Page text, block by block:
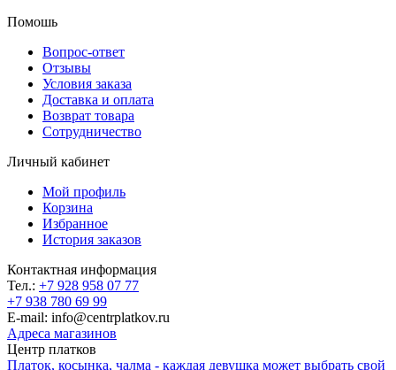
Помошь
Вопрос-ответ
Отзывы
Условия заказа
Доставка и оплата
Возврат товара
Сотрудничество
Личный кабинет
Мой профиль
Корзина
Избранное
История заказов
Контактная информация
Тел.: +7 928 958 07 77
+7 938 780 69 99
E-mail: info@centrplatkov.ru
Адреса магазинов
Центр платков
Платок, косынка, чалма - каждая девушка может выбрать свой